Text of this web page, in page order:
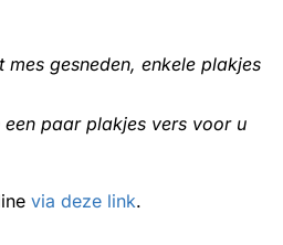
mes gesneden, enkele plakjes
een paar plakjes vers voor u
via deze link.